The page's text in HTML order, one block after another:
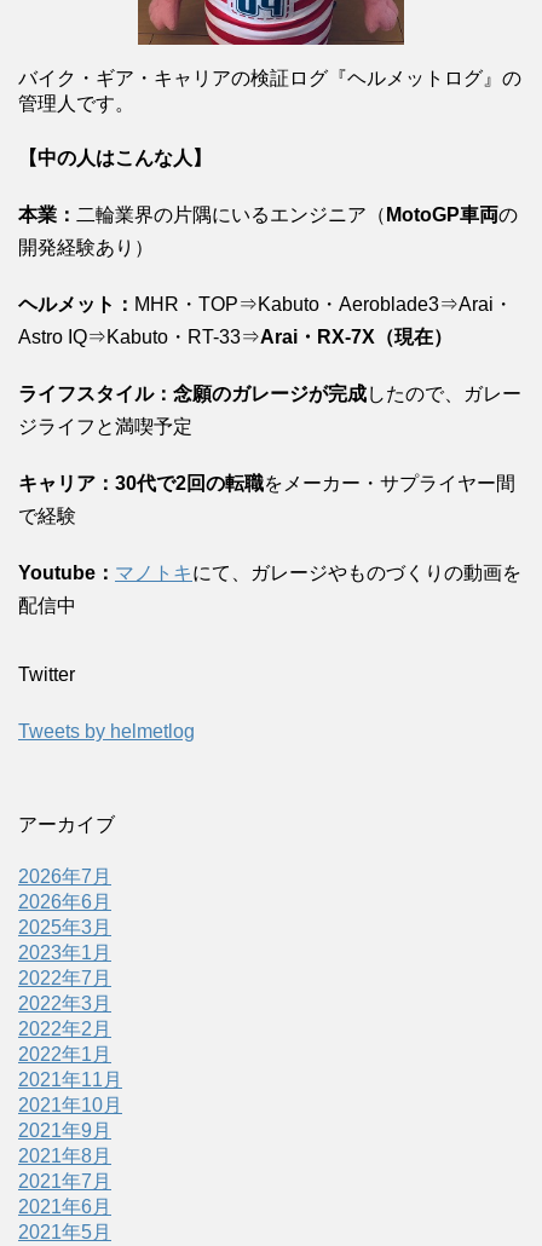
バイク・ギア・キャリアの検証ログ『ヘルメットログ』の
管理人です。
【中の人はこんな人】
本業： 二輪業界の片隅にいるエンジニア（ MotoGP車両の
開発経験あり）
ヘルメット： MHR・TOP⇒Kabuto・Aeroblade3⇒Arai・
Astro IQ⇒Kabuto・RT-33⇒Arai・RX-7X（現在）
ライフスタイル：念願のガレージが完成したので、ガレー
ジライフと満喫予定
キャリア：30代で2回の転職をメーカー・サプライヤー間
で経験
Youtube： マノトキにて、ガレージやものづくりの動画を
配信中
Twitter
Tweets by helmetlog
アーカイブ
2026年7月
2026年6月
2025年3月
2023年1月
2022年7月
2022年3月
2022年2月
2022年1月
2021年11月
2021年10月
2021年9月
2021年8月
2021年7月
2021年6月
2021年5月